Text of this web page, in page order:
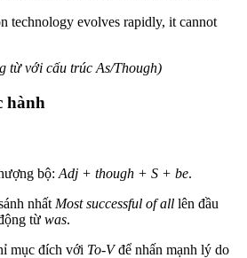
technology evolves rapidly, it cannot
từ với cấu trúc As/Though)
hành
bộ: Adj + though + S + be.
nhất Most successful of all lên đầu
từ was.
mục đích với To-Vđể nhấn mạnh lý do